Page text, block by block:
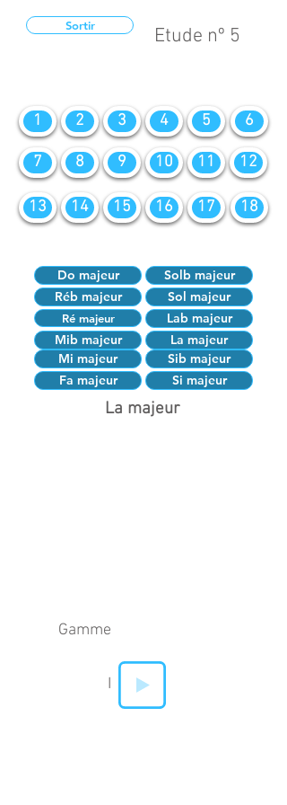
Sortir Etude nº 5
1 2 3 4 5 6
7 8 9 10 11 12
13 14 15 16 17 18
Do majeur
Solb majeur
Réb majeur
Sol majeur
Ré majeur
Lab majeur
Mib majeur
Mi majeur
La majeur
Sib majeur
Fa majeur
Si majeur
La majeur
Gamme
I